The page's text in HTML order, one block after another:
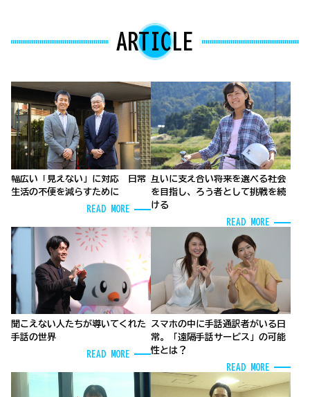
ARTICLE
幅広い「見えない」に対応 日常
生活の不便を減らすために
READ MORE
互いに支え合い将来を選べる社会
を目指し、ろう者として挑戦を続
ける
READ MORE
聞こえない人たちが導いてくれた
手話の世界
READ MORE
スマホの中に手話通訳者がいる日
常。「遠隔手話サービス」の可能
性とは？
READ MORE